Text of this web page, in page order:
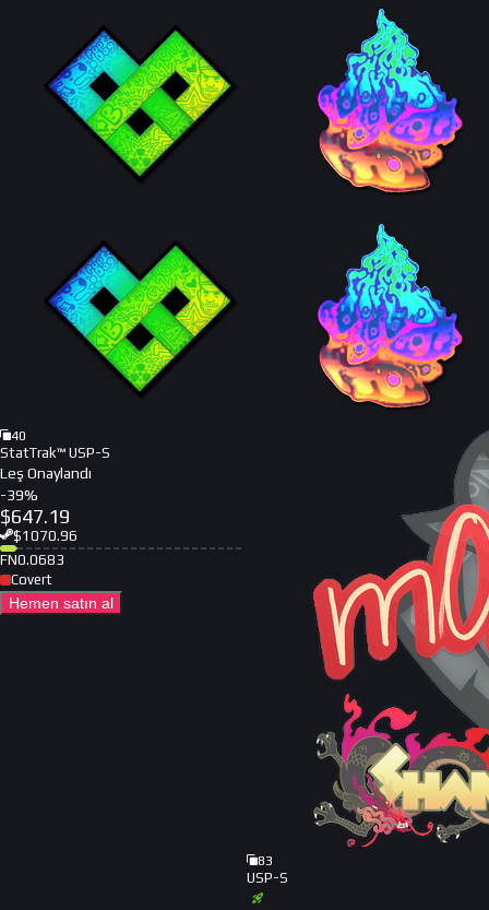
40
StatTrak™ USP-S
Leş Onaylandı
-39%
$647.19
$1070.96
FN0.0683
Covert
Hemen satın al
83
USP-S